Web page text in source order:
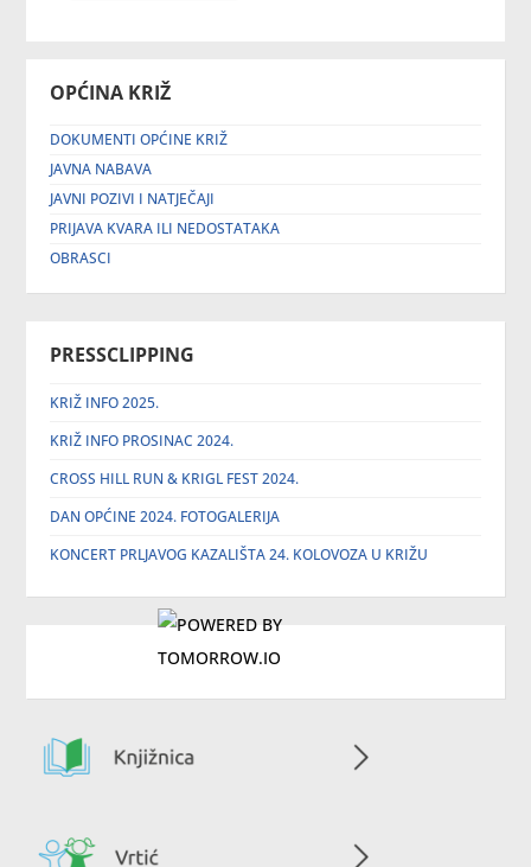
OPĆINA KRIŽ
DOKUMENTI OPĆINE KRIŽ
JAVNA NABAVA
JAVNI POZIVI I NATJEČAJI
PRIJAVA KVARA ILI NEDOSTATAKA
OBRASCI
PRESSCLIPPING
KRIŽ INFO 2025.
KRIŽ INFO PROSINAC 2024.
CROSS HILL RUN & KRIGL FEST 2024.
DAN OPĆINE 2024. FOTOGALERIJA
KONCERT PRLJAVOG KAZALIŠTA 24. KOLOVOZA U KRIŽU